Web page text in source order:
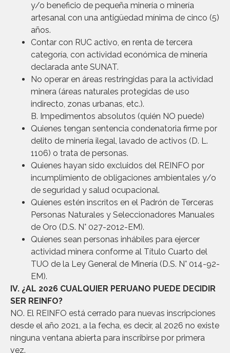
y/o beneficio de pequeña minería o minería
artesanal con una antigüedad mínima de cinco (5)
años.
Contar con RUC activo, en renta de tercera
categoría, con actividad económica de minería
declarada ante SUNAT.
No operar en áreas restringidas para la actividad
minera (áreas naturales protegidas de uso
indirecto, zonas urbanas, etc.).
B. Impedimentos absolutos (quién NO puede)
Quienes tengan sentencia condenatoria firme por
delito de minería ilegal, lavado de activos (D. L.
1106) o trata de personas.
Quienes hayan sido excluidos del REINFO por
incumplimiento de obligaciones ambientales y/o
de seguridad y salud ocupacional.
Quienes estén inscritos en el Padrón de Terceras
Personas Naturales y Seleccionadores Manuales
de Oro (D.S. N° 027-2012-EM).
Quienes sean personas inhábiles para ejercer
actividad minera conforme al Título Cuarto del
TUO de la Ley General de Minería (D.S. N° 014-92-
EM).
IV. ¿AL 2026 CUALQUIER PERUANO PUEDE DECIDIR
SER REINFO?
NO. El REINFO está cerrado para nuevas inscripciones
desde el año 2021, a la fecha, es decir, al 2026 no existe
ninguna ventana abierta para inscribirse por primera
vez.